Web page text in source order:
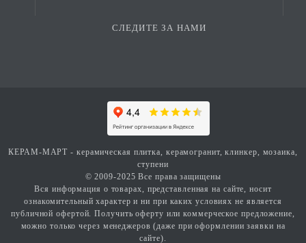
СЛЕДИТЕ ЗА НАМИ
КЕРАМ-МАРТ - керамическая плитка, керамогранит, клинкер, мозаика,
ступени
© 2009-2025 Все права защищены
Вся информация о товарах, представленная на сайте, носит
ознакомительный характер и ни при каких условиях не является
публичной офертой. Получить оферту или коммерческое предложение,
можно только через менеджеров (даже при оформлении заявки на
сайте).